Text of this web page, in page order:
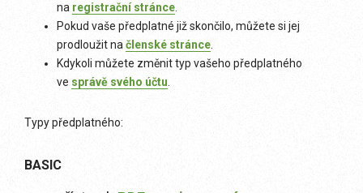
na registrační stránce
Pokud vaše předplatné již skončilo, můžete si jej
prodloužit na členské stránce
Kdykoli můžete změnit typ vašeho předplatného
ve správě svého účtu
Typy předplatného:
BASIC